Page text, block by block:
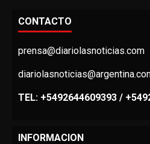
CONTACTO
prensa@diariolasnoticias.com
TEL: +5492644609393 /
INFORMACION